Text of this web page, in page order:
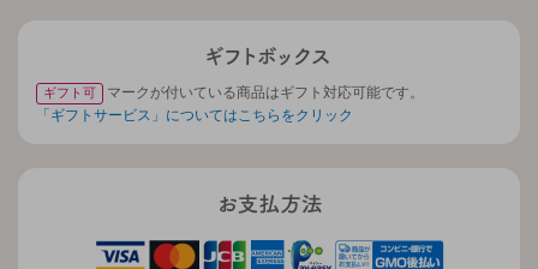
ギフト可
マークが付いている商品はギフト対応可能です。
「ギフトサービス」についてはこちらをクリック